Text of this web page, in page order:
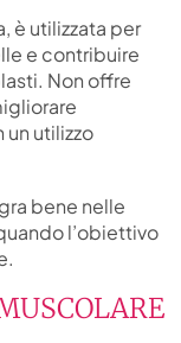
è utilizzata per
e contribuire
Non offre
utilizzo
bene nelle
l’obiettivo